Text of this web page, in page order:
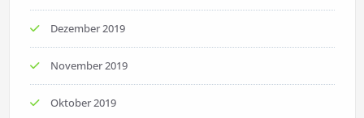
Dezember 2019
November 2019
Oktober 2019